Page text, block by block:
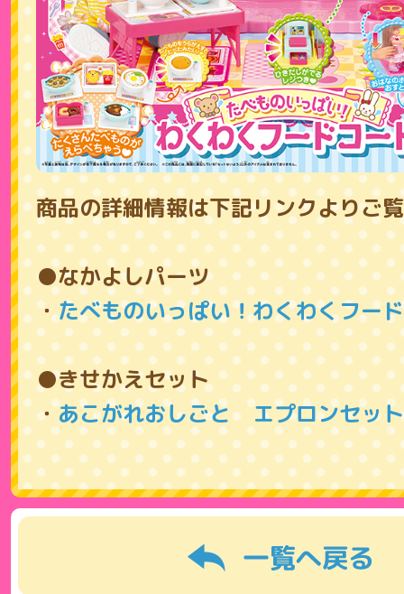
商品の詳細情報は下記リンクよりご
●なかよしパーツ
・たべものいっぱい！わくわくフー
●きせかえセット
・あこがれおしごと エプロンセット